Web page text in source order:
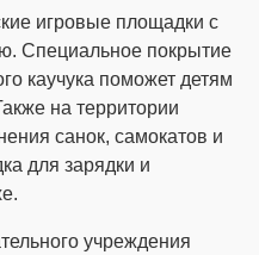
игровые площадки с
Специальное покрытие
каучука поможет детям
на территории
санок, самокатов и
для зарядки и
учреждения